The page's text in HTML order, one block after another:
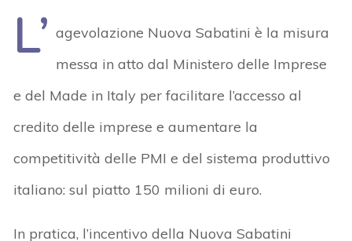
L’ agevolazione Nuova Sabatini è la misura
messa in atto dal Ministero delle Imprese
e del Made in Italy per facilitare l’accesso al
credito delle imprese e aumentare la
competitività delle PMI e del sistema produttivo
italiano: sul piatto 150 milioni di euro.
In pratica, l’incentivo della Nuova Sabatini